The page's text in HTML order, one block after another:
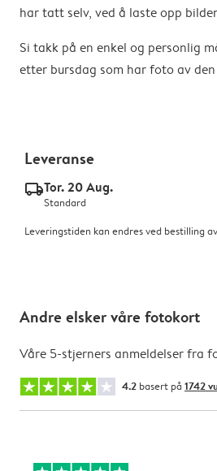
har tatt selv, ved å laste opp
Si takk på en enkel og personlig
etter bursdag som har foto av
Leveranse
delivery_standard_v2Tor. 20 Aug.
Standard
Leveringstiden kan endres ved bestilling
Andre elsker våre fotokort
Våre 5-stjerners anmeldelser fra
4.2 basert på 1742